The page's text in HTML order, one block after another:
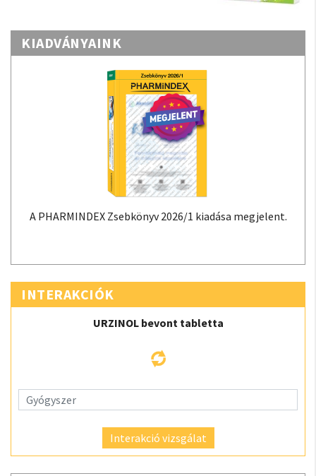
KIADVÁNYAINK
A PHARMINDEX Zsebkönyv 2026/1 kiadása megjelent.
INTERAKCIÓK
URZINOL bevont tabletta
Interakció vizsgálat